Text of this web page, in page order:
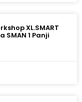
XL.SMART
SMAN 1 Panji